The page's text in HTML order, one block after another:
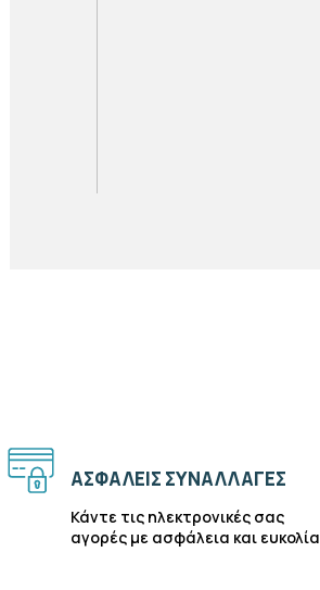
ΑΣΦΑΛΕΊΣ ΣΥΝΑΛΛΑΓΈΣ
Κάντε τις ηλεκτρονικές σας
αγορές με ασφάλεια και ευκολία